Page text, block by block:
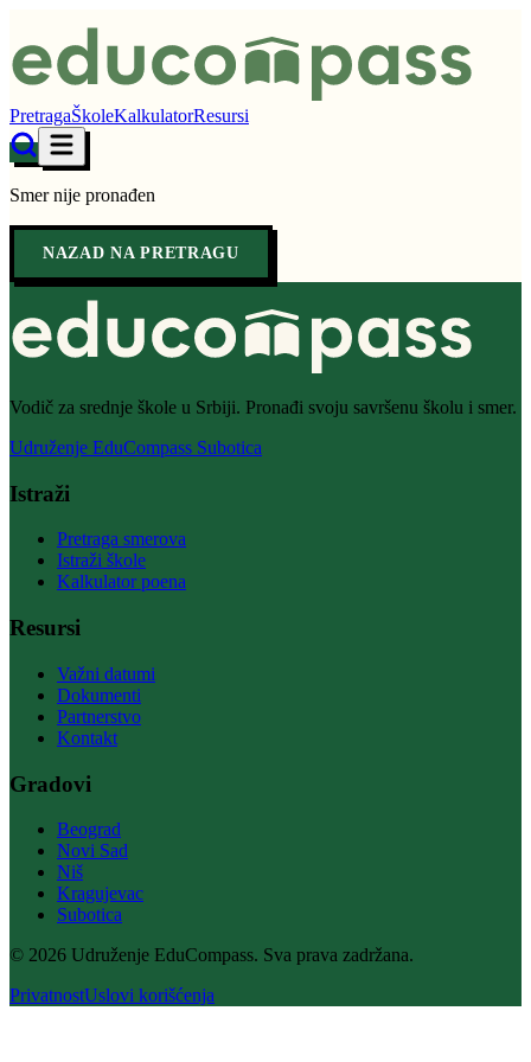
PretragaŠkoleKalkulatorResursi
Smer nije pronađen
NAZAD NA PRETRAGU
Vodič za srednje škole u Srbiji. Pronađi svoju savršenu školu i smer.
Udruženje EduCompass Subotica
Istraži
Pretraga smerova
Istraži škole
Kalkulator poena
Resursi
Važni datumi
Dokumenti
Partnerstvo
Kontakt
Gradovi
Beograd
Novi Sad
Niš
Kragujevac
Subotica
© 2026 Udruženje EduCompass. Sva prava zadržana.
PrivatnostUslovi korišćenja